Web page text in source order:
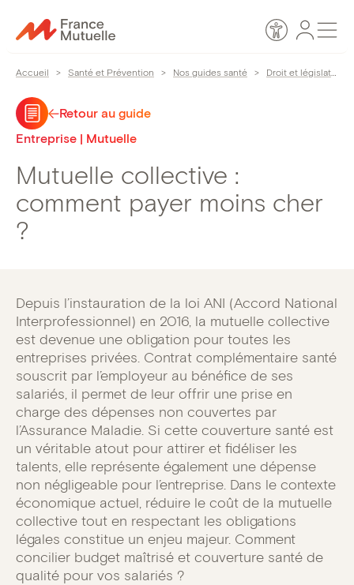
au
Accessibilité
Espace
Accueil > Santé et Prévention > Nos guides santé > Droit et législation
Retour au guide
Entreprise | Mutuelle
Mutuelle collective :
comment payer moins cher
?
Depuis l’instauration de la loi ANI (Accord National
Interprofessionnel) en 2016, la mutuelle collective
est devenue une obligation pour toutes les
entreprises privées. Contrat complémentaire santé
souscrit par l’employeur au bénéfice de ses
salariés, il permet de leur offrir une prise en
charge des dépenses non couvertes par
l’Assurance Maladie. Si cette couverture santé est
un véritable atout pour attirer et fidéliser les
talents, elle représente également une dépense
non négligeable pour l’entreprise. Dans le contexte
économique actuel, réduire le coût de la mutuelle
collective tout en respectant les obligations
légales constitue un enjeu majeur. Comment
concilier budget maîtrisé et couverture santé de
qualité pour vos salariés ?